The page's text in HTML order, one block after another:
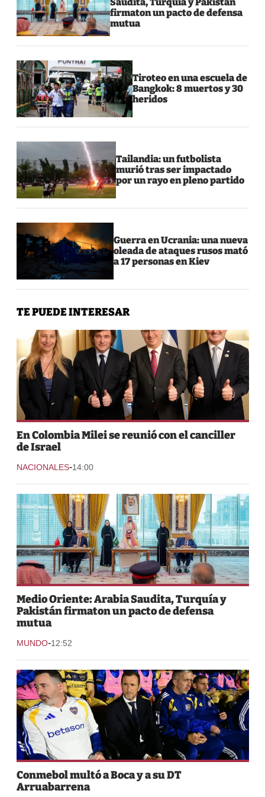
Saudita, Turquía y Pakistán
firmaton un pacto de defensa
mutua
Tiroteo en una escuela de
Bangkok: 8 muertos y 30
heridos
Tailandia: un futbolista
murió tras ser impactado
por un rayo en pleno partido
Guerra en Ucrania: una nueva
oleada de ataques rusos mató
a 17 personas en Kiev
TE PUEDE INTERESAR
En Colombia Milei se reunió con el canciller
de Israel
NACIONALES-14:00
Medio Oriente: Arabia Saudita, Turquía y
Pakistán firmaton un pacto de defensa
mutua
MUNDO-12:52
Conmebol multó a Boca y a su DT
Arruabarrena